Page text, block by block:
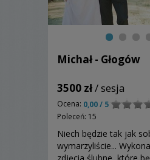
Michał - Głogów
3500 zł/ sesja
Ocena: 0,00 / 5
Poleceń: 15
Niech będzie tak jak
wymarzyliście...